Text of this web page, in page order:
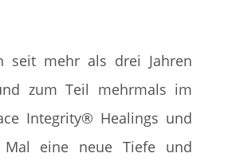
seit mehr als drei Jahren
zum Teil mehrmals im
Integrity® Healings und
Mal eine neue Tiefe und